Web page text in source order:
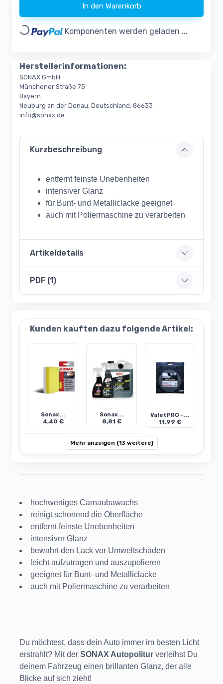
In den Warenkorb
Loading... Komponenten werden geladen ...
Herstellerinformationen:
SONAX GmbH
Münchener Straße 75
Bayern
Neuburg an der Donau, Deutschland, 86633
info@sonax.de
Kurzbeschreibung
entfernt feinste Unebenheiten
intensiver Glanz
für Bunt- und Metalliclacke geeignet
auch mit Poliermaschine zu verarbeiten
Artikeldetails
PDF (1)
Kunden kauften dazu folgende Artikel:
Sonax...
4,40 €
Sonax...
8,81 €
ValetPRO -...
11,99 €
Mehr anzeigen (13 weitere)
hochwertiges Carnaubawachs
reinigt schonend die Oberfläche
entfernt feinste Unebenheiten
intensiver Glanz
bewahrt den Lack vor Umweltschäden
leicht aufzutragen und auszupolieren
geeignet für Bunt- und Metalliclacke
auch mit Poliermaschine zu verarbeiten
Du möchtest, dass dein Auto immer im besten Licht
erstrahlt? Mit der SONAX Autopolitur verleihst Du
deinem Fahrzeug einen brillanten Glanz, der alle
Blicke auf sich zieht!